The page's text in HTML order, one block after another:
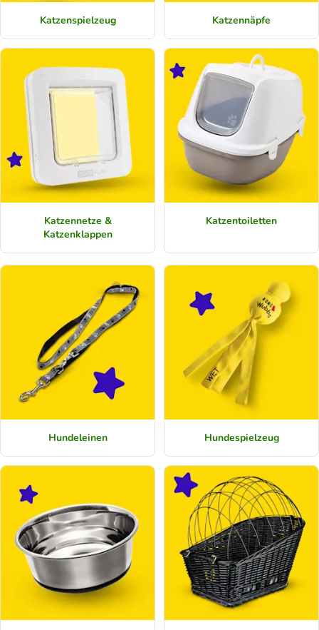
Katzenspielzeug Katzennäpfe
Katzennetze &
Katzenklappen
Katzentoiletten
Hundeleinen Hundespielzeug